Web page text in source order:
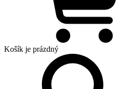
Košík je prázdný